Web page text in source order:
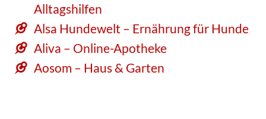
Alltagshilfen
Alsa Hundewelt – Ernährung für Hunde
Aliva – Online-Apotheke
Aosom – Haus & Garten